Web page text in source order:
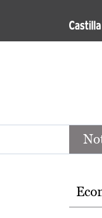
Pasar al contenido
Noticias